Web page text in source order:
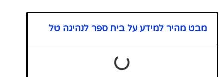
מבט מהיר למידע על בית ספר לנהיגה טל